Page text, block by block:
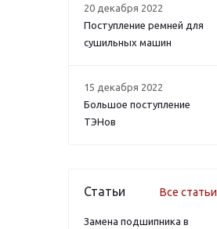
20 декабря 2022
Поступление ремней для
сушильных машин
15 декабря 2022
Большое поступление
ТЭНов
Статьи Все статьи
Замена подшипника в